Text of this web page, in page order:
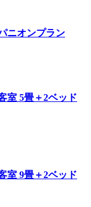
ニオンプラン
室 5畳＋2ベッド
室 9畳＋2ベッド